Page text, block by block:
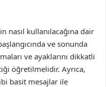
nasıl kullanılacağına dair
ve sonunda
ve ayaklarını dikkatli
öğretilmelidir. Ayrıca,
basit mesajlar ile